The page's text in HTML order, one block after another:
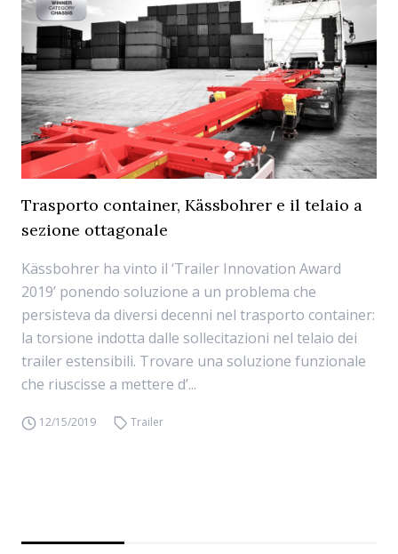
Trasporto container, Kässbohrer e il telaio a
sezione ottagonale
Kässbohrer ha vinto il ‘Trailer Innovation Award
2019’ ponendo soluzione a un problema che
persisteva da diversi decenni nel trasporto container:
la torsione indotta dalle sollecitazioni nel telaio dei
trailer estensibili. Trovare una soluzione funzionale
che riuscisse a mettere d’...
12/15/2019 Trailer